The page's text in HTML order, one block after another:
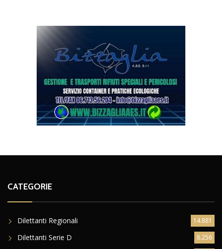
CATEGORIE
Dilettanti Regionali 14.881
Dilettanti Serie D 8.256